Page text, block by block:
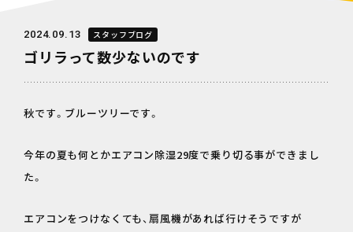
2024.09.13 スタッフブログ
ゴリラって数少ないのです
秋です。ブルーツリーです。
今年の夏も何とかエアコン除湿29度で乗り切る事ができまし
た。
エアコンをつけなくても、扇風機があれば行けそうですが